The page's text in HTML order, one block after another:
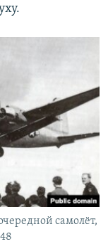
самолёт,